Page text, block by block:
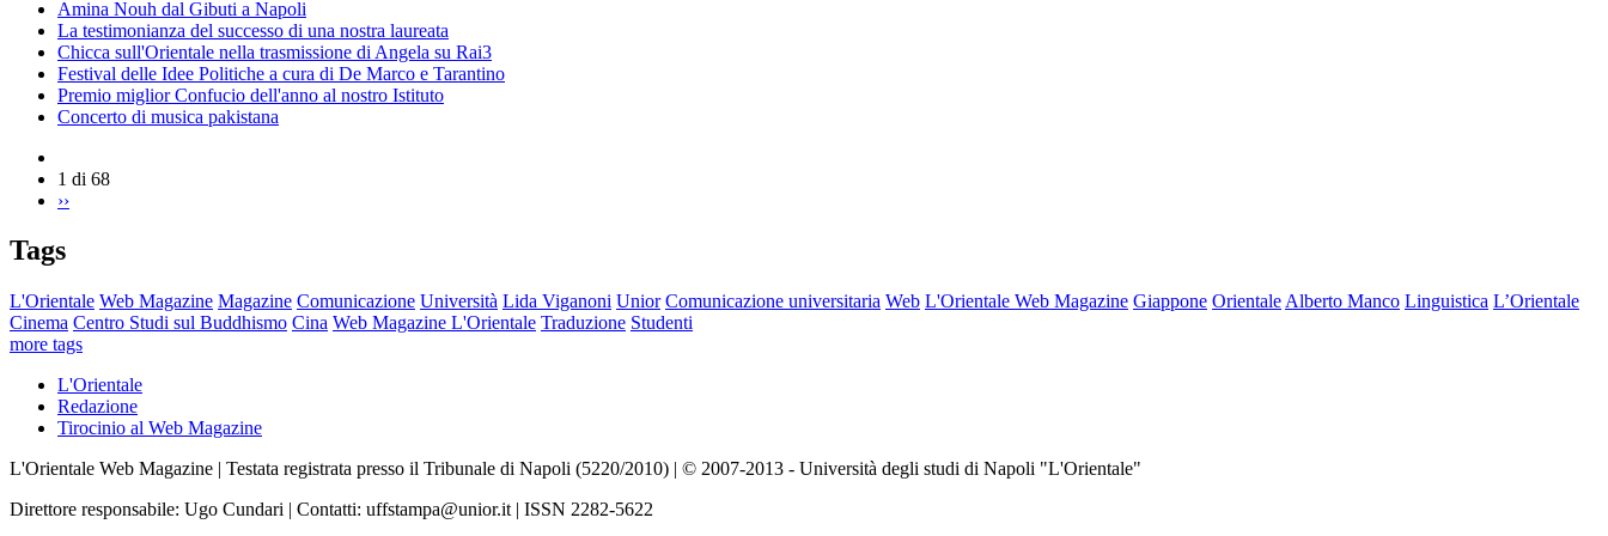
Amina Nouh dal Gibuti a Napoli
La testimonianza del successo di una nostra laureata
Chicca sull'Orientale nella trasmissione di Angela su Rai3
Festival delle Idee Politiche a cura di De Marco e Tarantino
Premio miglior Confucio dell'anno al nostro Istituto
Concerto di musica pakistana
1 di 68
››
Tags
L'Orientale Web Magazine Magazine Comunicazione Università Lida Viganoni Unior Comunicazione universitaria Web L'Orientale Web Magazine Giappone Orientale Alberto Manco Linguistica L’Orientale
Cinema Centro Studi sul Buddhismo Cina Web Magazine L'Orientale Traduzione Studenti
more tags
L'Orientale
Redazione
Tirocinio al Web Magazine
L'Orientale Web Magazine | Testata registrata presso il Tribunale di Napoli (5220/2010) | © 2007-2013 - Università degli studi di Napoli "L'Orientale"
Direttore responsabile: Ugo Cundari | Contatti: uffstampa@unior.it | ISSN 2282-5622